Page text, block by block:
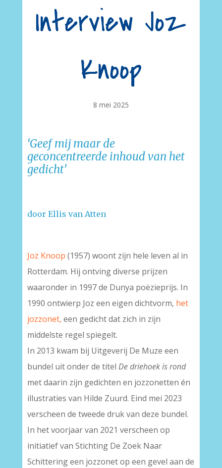
Interview Joz
Knoop
8 mei 2025
‘Geef mij maar de
geconcentreerde inhoud van het
gedicht’
door Ellis van Atten
Joz Knoop (1957) woont zijn hele leven al in
Rotterdam. Hij ontving diverse prijzen
waaronder in 1997 de Dunya poëzieprijs. In
1990 ontwierp Joz een eigen dichtvorm, het
jozzonet, een gedicht dat zich in zijn
middelste regel spiegelt.
In 2013 kwam bij Uitgeverij De Muze een
bundel uit onder de titel De driehoek is rond
met daarin zijn gedichten en jozzonetten én
illustraties van Hilde Zuurd. Eind mei 2023
verscheen de tweede druk van deze bundel.
In het voorjaar van 2021 verscheen op
initiatief van Stichting De Zoek Naar
Schittering een jozzonet op een gevel aan de